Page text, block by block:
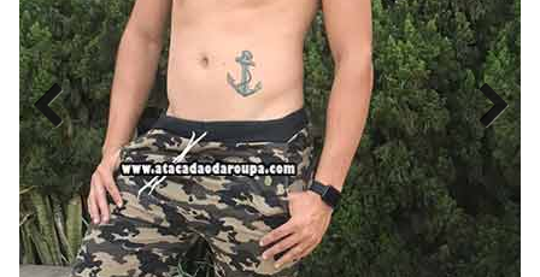
MODA
FITNESS
MODA
GRIFE
MODA
INFANTIL
MODA
INTIMA